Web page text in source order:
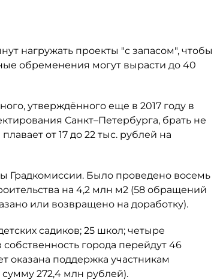
нагружать проекты "с запасом", чтобы
обременения могут вырасти до 40
утверждённого еще в 2017 году в
Санкт–Петербурга, брать не
от 17 до 22 тыс. рублей на
Градкомиссии. Было проведено восемь
на 4,2 млн м2 (58 обращений
или возвращено на доработку).
садиков; 25 школ; четыре
города перейдут 46
оказана поддержка участникам
272,4 млн рублей).